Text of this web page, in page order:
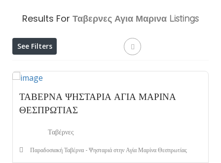
Results For Ταβερνες Αγια Μαρινα Listings
See Filters
ΤΑΒΕΡΝΑ ΨΗΣΤΑΡΙΑ ΑΓΙΑ ΜΑΡΙΝΑ
ΘΕΣΠΡΩΤΙΑΣ
Ταβέρνες
Παραδοσιακή Ταβέρνα - Ψησταριά στην Αγία Μαρίνα Θεσπρωτίας